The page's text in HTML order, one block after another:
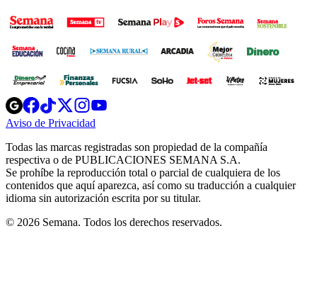
Opens
in
new
Opens
in
new
Opens
in
new
window
Opens
new
windowwindow
Aviso de Privacidad
new
window
Todas las marcas registradas son propiedad de la compañía
respectiva o de PUBLICACIONES SEMANA S.A.
Se prohíbe la reproducción total o parcial de cualquiera de los
contenidos que aquí aparezca, así como su traducción a cualquier
idioma sin autorización escrita por su titular.
© 2026 Semana. Todos los derechos reservados.